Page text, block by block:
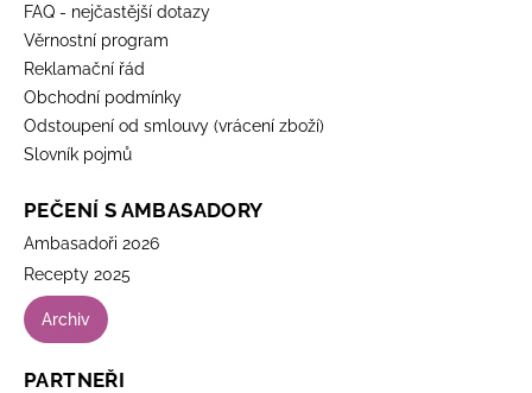
FAQ - nejčastější dotazy
Věrnostní program
Reklamační řád
Obchodní podmínky
Odstoupení od smlouvy (vrácení zboží)
Slovník pojmů
PEČENÍ S AMBASADORY
Ambasadoři 2026
Recepty 2025
Archiv
PARTNEŘI